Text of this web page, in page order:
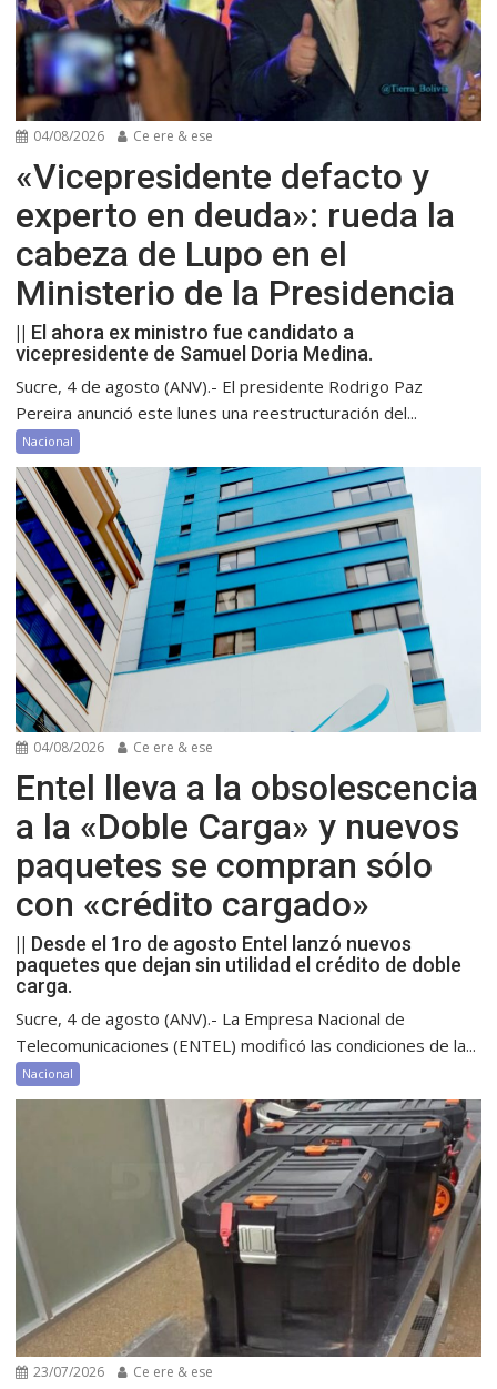
04/08/2026 Ce ere & ese
«Vicepresidente defacto y
experto en deuda»: rueda la
cabeza de Lupo en el
Ministerio de la Presidencia
|| El ahora ex ministro fue candidato a
vicepresidente de Samuel Doria Medina.
Sucre, 4 de agosto (ANV).- El presidente Rodrigo Paz
Pereira anunció este lunes una reestructuración del...
Nacional
04/08/2026 Ce ere & ese
Entel lleva a la obsolescencia
a la «Doble Carga» y nuevos
paquetes se compran sólo
con «crédito cargado»
|| Desde el 1ro de agosto Entel lanzó nuevos
paquetes que dejan sin utilidad el crédito de doble
carga.
Sucre, 4 de agosto (ANV).- La Empresa Nacional de
Telecomunicaciones (ENTEL) modificó las condiciones de la...
Nacional
23/07/2026 Ce ere & ese